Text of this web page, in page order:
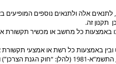
אלה ולתנאים נוספים המופיעים
תקנון זה.
באמצעות כל מחשב או מכשיר תקשורת
באמצעות כל רשת או אמצעי
אין באמור בתקנון זה כדי לגרוע מהוראות חוק הגנת